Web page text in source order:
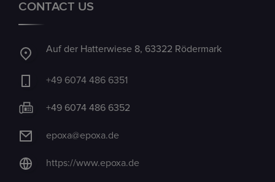
CONTACT US
Auf der Hatterwiese 8, 63322 Rödermark
+49 6074 486 6351
+49 6074 486 6352
epoxa@epoxa.de
https://www.epoxa.de